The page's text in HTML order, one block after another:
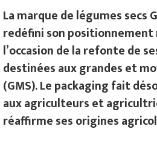
La marque de légumes secs
redéfini son
l’occasion de la refonte de
destinées aux grandes et
(GMS). Le packaging fait
aux agriculteurs et
réaffirme ses origines